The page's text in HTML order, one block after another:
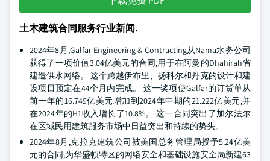
土木建筑合同服务行业新闻.
2024年8月,Galfar Engineering & Contracting从Nama水务公司
获得了一项价值3.04亿美元的合同,用于在阿曼的Dhahirah省
建造供水网络。 这个跨越伊布里、扬科尔和丹克的设计和建
设项目预定在44个月内完成。 这一奖项使Galfar的订货单从
前一年的16.749亿美元增加到2024年中期的21.222亿美元,并
在2024年的H1收入增长了10.8%。 这一合同突出了加尔法尔
在区域民用建筑服务市场中日益突出和持续的势头。
2024年8月,克拉克建筑公司被美国总务管理局授予5.24亿美
元的合同,为华盛顿特区的网络安全和基础设施安全局新建63